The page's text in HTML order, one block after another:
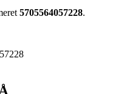
5705564057228.